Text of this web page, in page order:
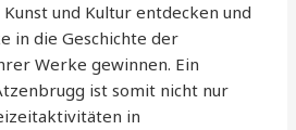
und Kultur entdecken und
in die Geschichte der
Werke gewinnen. Ein
ist somit nicht nur
in